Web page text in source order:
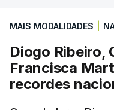
MAIS MODALIDADES
Diogo Ribeiro,
Francisca
recordes